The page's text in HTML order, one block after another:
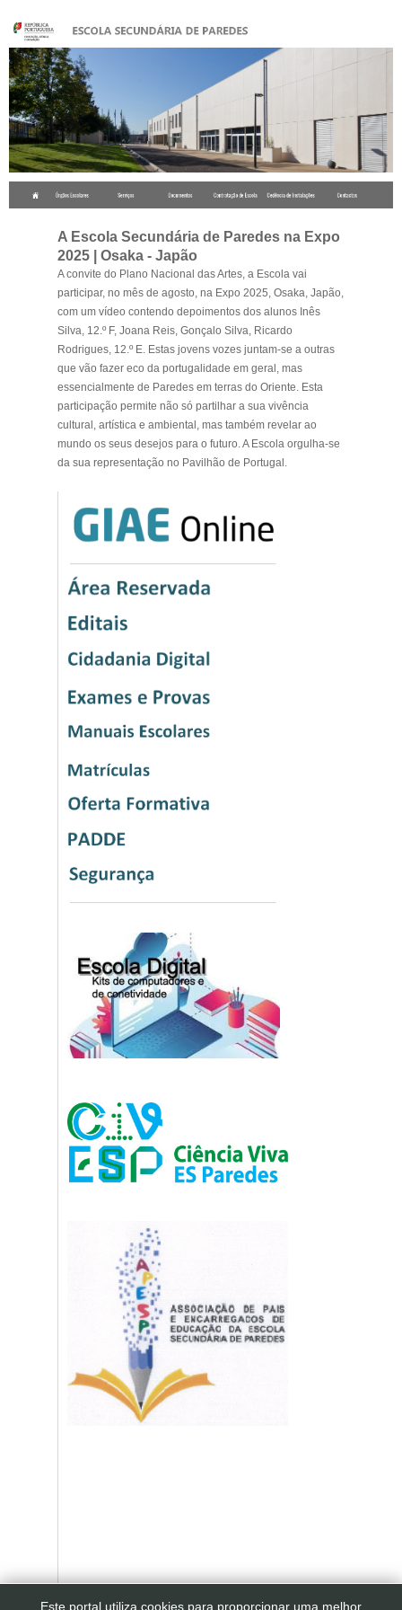
A Escola Secundária de Paredes na Expo
2025 | Osaka - Japão
A convite do Plano Nacional das Artes, a Escola vai
participar, no mês de agosto, na Expo 2025, Osaka, Japão,
com um vídeo contendo depoimentos dos alunos Inês
Silva, 12.º F, Joana Reis, Gonçalo Silva, Ricardo
Rodrigues, 12.º E. Estas jovens vozes juntam-se a outras
que vão fazer eco da portugalidade em geral, mas
essencialmente de Paredes em terras do Oriente. Esta
participação permite não só partilhar a sua vivência
cultural, artística e ambiental, mas também revelar ao
mundo os seus desejos para o futuro. A Escola orgulha-se
da sua representação no Pavilhão de Portugal.
Este portal utiliza cookies para proporcionar uma melhor